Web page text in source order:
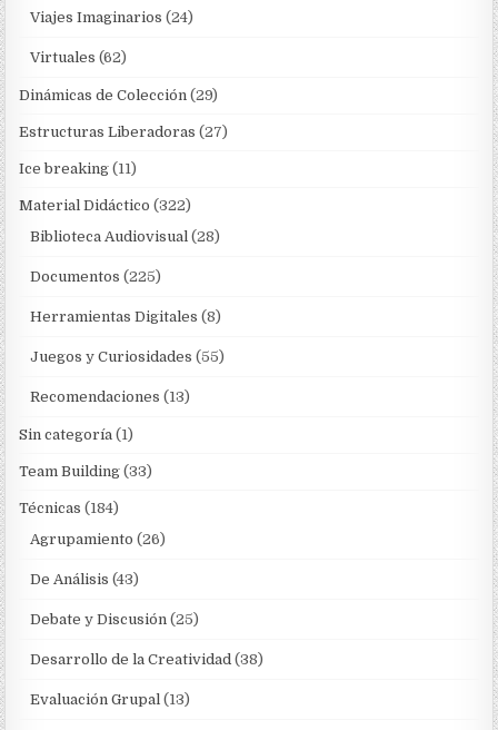
Viajes Imaginarios (24)
Virtuales (62)
Dinámicas de Colección (29)
Estructuras Liberadoras (27)
Ice breaking (11)
Material Didáctico (322)
Biblioteca Audiovisual (28)
Documentos (225)
Herramientas Digitales (8)
Juegos y Curiosidades (55)
Recomendaciones (13)
Sin categoría (1)
Team Building (33)
Técnicas (184)
Agrupamiento (26)
De Análisis (43)
Debate y Discusión (25)
Desarrollo de la Creatividad (38)
Evaluación Grupal (13)